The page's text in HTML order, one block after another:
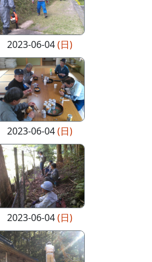
2023-06-04(日)
2023-06-04(日)
2023-06-04(日)